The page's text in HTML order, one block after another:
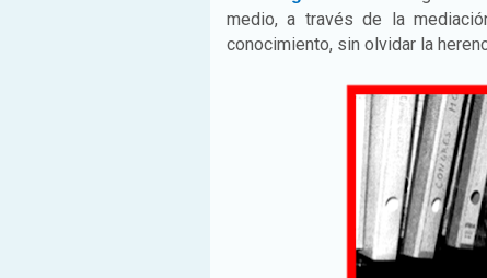
medio, a través de la
conocimiento, sin olvidar la